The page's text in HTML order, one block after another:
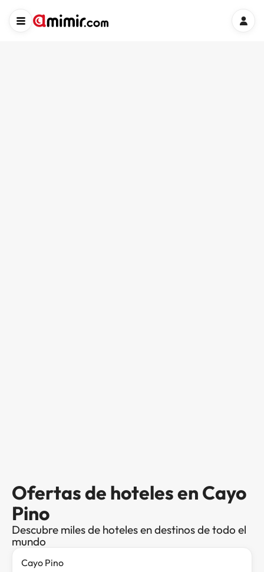
Ofertas de hoteles en Cayo
Pino
Descubre miles de hoteles en destinos de todo el
mundo